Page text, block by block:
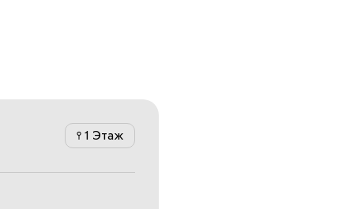
1 Этаж